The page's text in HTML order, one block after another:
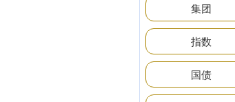
集团
指数
国债